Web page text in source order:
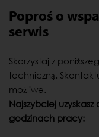
Poproś o
serwis
Skorzystaj z
techniczną.
możliwe.
Najszybciej
godzinach pracy: